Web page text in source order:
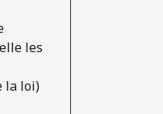
les
la loi)